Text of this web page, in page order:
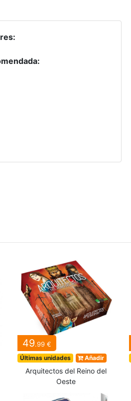
49.99 €
Últimas unidades Añadir
Arquitectos del Reino del
Oeste